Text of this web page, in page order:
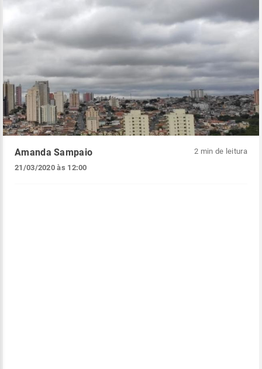
Amanda Sampaio
21/03/2020 às 12:00
2 min de leitura